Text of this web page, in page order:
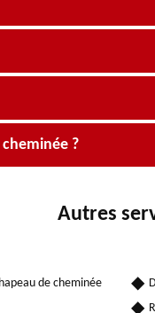
?
Autres
de cheminée